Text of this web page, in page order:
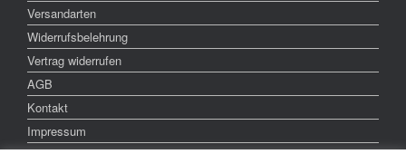
Versandarten
Widerrufsbelehrung
Vertrag widerrufen
AGB
Kontakt
Impressum